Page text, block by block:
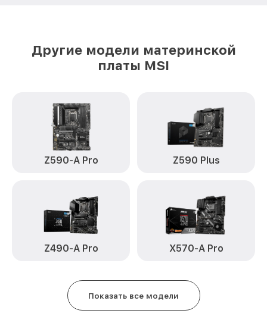
Другие модели материнской
платы MSI
Z590-A Pro Z590 Plus
Z490-A Pro X570-A Pro
Показать все модели